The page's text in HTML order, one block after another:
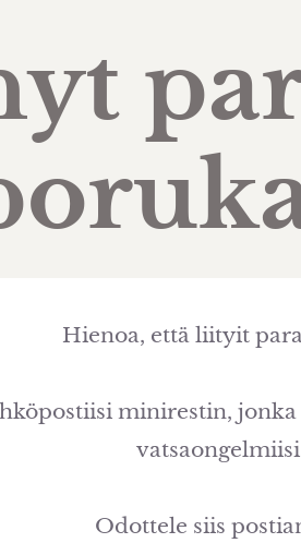
Hienoa, että liityit
minirestin,
Odottele siis